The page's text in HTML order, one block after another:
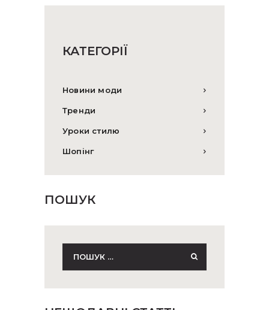
КАТЕГОРІЇ
Новини моди
Тренди
Уроки стилю
Шопінг
ПОШУК